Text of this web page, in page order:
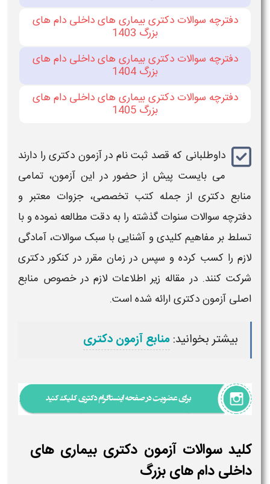
دفترچه سوالات دکتری بیماری های داخلی دام های
بزرگ 1403
دفترچه سوالات دکتری بیماری های داخلی دام های
بزرگ 1404
دفترچه سوالات دکتری بیماری های داخلی دام های
بزرگ 1405
داوطلبانی که قصد ثبت نام در آزمون دکتری را دارند
می‌ بایست پیش از حضور در این آزمون، تمامی
منابع دکتریاز جمله کتب تخصصی، جزوات معتبر و
دفترچه سوالات سنوات گذشته را به دقت مطالعه نموده و با
تسلط بر مفاهیم کلیدی و آشنایی با سبک سوالات، آمادگی
لازم را کسب کرده و سپس در زمان مقرر در کنکور دکتری
شرکت کنند. در مقاله زیر اطلاعات لازم در خصوص منابع
اصلی آزمون دکتریارائه شده است.
بیشتر بخوانید:منابع آزمون دکتری
کلید سوالات آزمون دکتری بیماری های
داخلی دام های بزرگ